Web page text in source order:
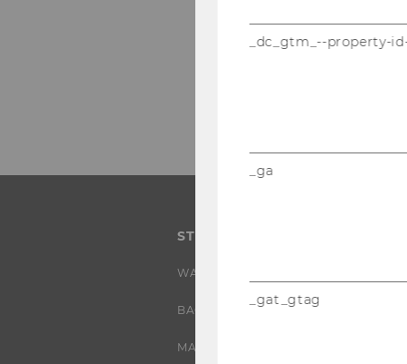
STUDIUM
WARUM WU?
BACHELOR
MASTER
_dc_gtm_--property-
_ga
_gat_gtag